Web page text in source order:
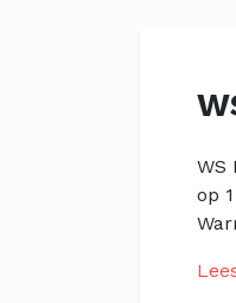
WS
op